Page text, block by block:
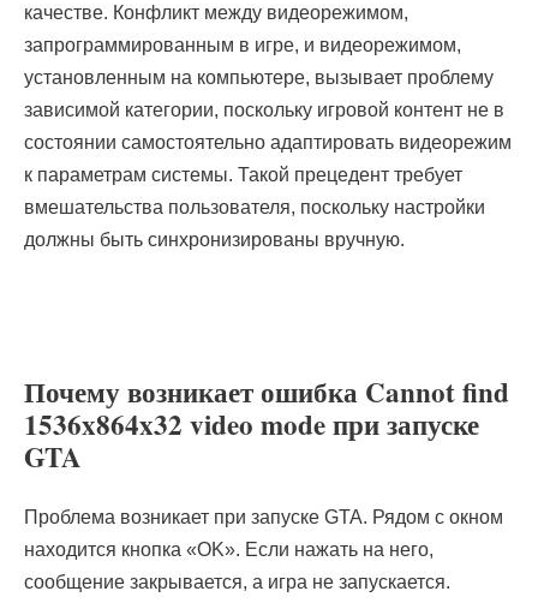
качестве. Конфликт между видеорежимом,
запрограммированным в игре, и видеорежимом,
установленным на компьютере, вызывает проблему
зависимой категории, поскольку игровой контент не в
состоянии самостоятельно адаптировать видеорежим
к параметрам системы. Такой прецедент требует
вмешательства пользователя, поскольку настройки
должны быть синхронизированы вручную.
Почему возникает ошибка Cannot find
1536x864x32 video mode при запуске
GTA
Проблема возникает при запуске GTA. Рядом с окном
находится кнопка «OK». Если нажать на него,
сообщение закрывается, а игра не запускается.